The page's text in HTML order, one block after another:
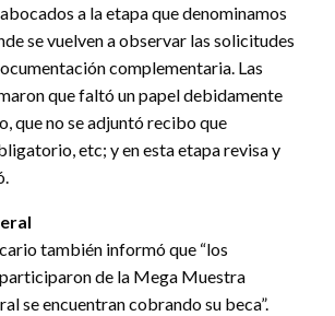
a la etapa que denominamos
se vuelven a observar las solicitudes
complementaria. Las
que faltó un papel debidamente
que no se adjuntó recibo que
etc; y en esta etapa revisa y
también informó que “los
de la Mega Muestra
se encuentran cobrando su beca”.